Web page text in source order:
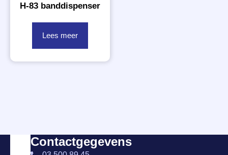
H-83 banddispenser
Lees meer
Contactgegevens